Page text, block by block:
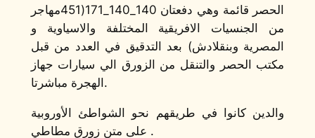
الحصر قائمة وهي دفعتان 140_140_171(451مهاجر
من الجنسيات الافريقية المختلفة والاسياوية و
المصرية وبنقلادش) بعد التدقيق في العدد من قبل
مكتب الحصر والتنقل من الزورق الي سيارات جهاز
الهجرة مباشرتا.
والدين كانوا في طريقهم نحو الشواطئ الأوروبية
على متن زورق مطاطي .